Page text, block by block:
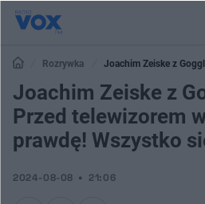
Rozrywka
Joachim Zeiske z
wyznał prawdę! Wszystko się nagrało
Joachim Zeiske z
Przed telewizorem
prawdę! Wszystko
2024-08-08 21:06